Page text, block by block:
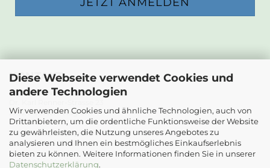
Diese Webseite verwendet Cookies und
andere Technologien
Wir verwenden Cookies und ähnliche Technologien, auch von
Drittanbietern, um die ordentliche Funktionsweise der Website
zu gewährleisten, die Nutzung unseres Angebotes zu
analysieren und Ihnen ein bestmögliches Einkaufserlebnis
bieten zu können. Weitere Informationen finden Sie in unserer
Datenschutzerklärung.
KONTAKT
Die Papierwerkstatt
2232 Deutsch-Wagram
Email: info@diepapierwerkstatt.at
Tel. +43 664 5261978
Kontaktformular